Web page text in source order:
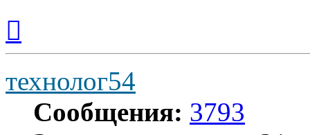
началу
технолог54
Сообщения: 3793